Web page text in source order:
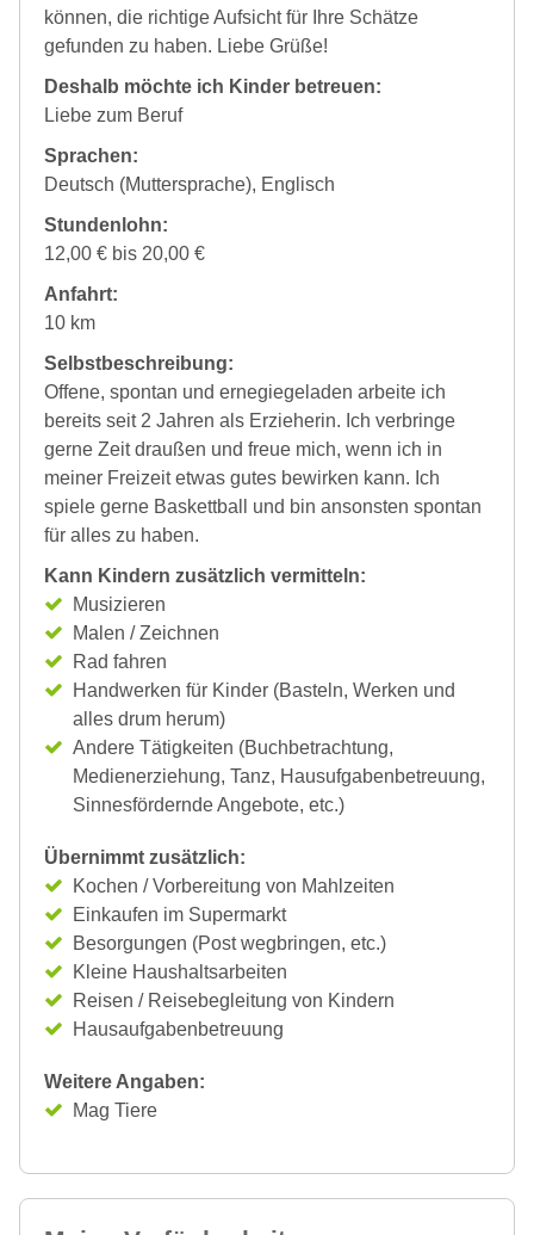
können, die richtige Aufsicht für Ihre Schätze
gefunden zu haben. Liebe Grüße!
Deshalb möchte ich Kinder betreuen:
Liebe zum Beruf
Sprachen:
Deutsch (Muttersprache), Englisch
Stundenlohn:
12,00 € bis 20,00 €
Anfahrt:
10 km
Selbstbeschreibung:
Offene, spontan und ernegiegeladen arbeite ich
bereits seit 2 Jahren als Erzieherin. Ich verbringe
gerne Zeit draußen und freue mich, wenn ich in
meiner Freizeit etwas gutes bewirken kann. Ich
spiele gerne Baskettball und bin ansonsten spontan
für alles zu haben.
Kann Kindern zusätzlich vermitteln:
Musizieren
Malen / Zeichnen
Rad fahren
Handwerken für Kinder (Basteln, Werken und
alles drum herum)
Andere Tätigkeiten (Buchbetrachtung,
Medienerziehung, Tanz, Hausufgabenbetreuung,
Sinnesfördernde Angebote, etc.)
Übernimmt zusätzlich:
Kochen / Vorbereitung von Mahlzeiten
Einkaufen im Supermarkt
Besorgungen (Post wegbringen, etc.)
Kleine Haushaltsarbeiten
Reisen / Reisebegleitung von Kindern
Hausaufgabenbetreuung
Weitere Angaben:
Mag Tiere